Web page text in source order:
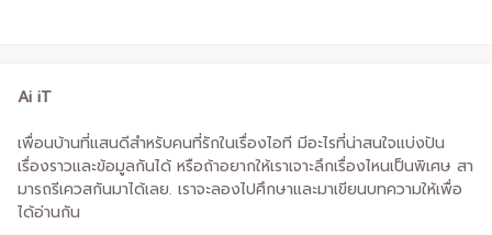
Ai iT
เพื่อนบ้านที่แสนดีสำหรับคนที่รักในเรื่องไอที มีอะไรที่น่าสนใจแบ่งปัน
เรื่องราวและข้อมูลกันได้ หรือถ้าอยากให้เราเจาะลึกเรื่องไหนเป็นพิเศษ สา
มารถรีเควสกันมาได้เลย. เราจะลองไปศึกษาและมาเขียนบทความให้เพื่อ
ได้อ่านกัน